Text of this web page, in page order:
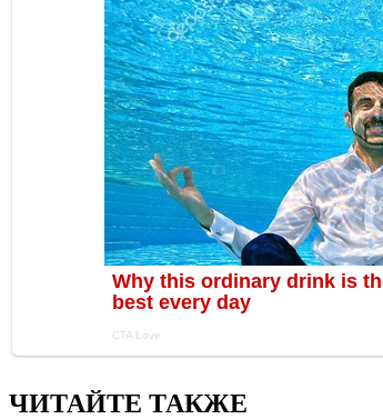
ЧИТАЙТЕ ТАКЖЕ